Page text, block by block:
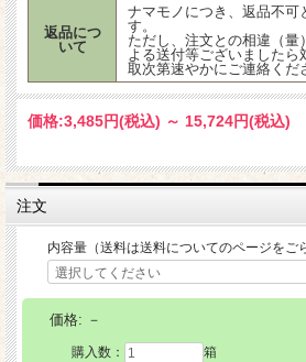
返品につ
いて
ナマモノにつき、返品不可
す。
ただし、注文との相違（量
よる送付等ございましたら
取次第速やかにご連絡くだ
価格:3,485円(税込) ～ 15,724円(税込)
注文
内容量（送料は送料についてのページをご
価格: －
購入数： 箱